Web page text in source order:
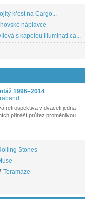
křest na Cargo...
náplavce
s kapelou Illuminati.ca...
1996–2014
retrospektiva v dvaceti jedna
přináší průřez proměnlivou...
Stones
Teramaze